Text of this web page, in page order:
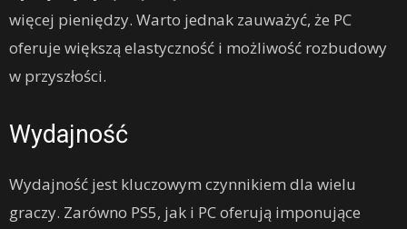
więcej pieniędzy. Warto jednak zauważyć, że PC
oferuje większą elastyczność i możliwość rozbudowy
w przyszłości.
Wydajność
Wydajność jest kluczowym czynnikiem dla wielu
graczy. Zarówno PS5, jak i PC oferują imponujące